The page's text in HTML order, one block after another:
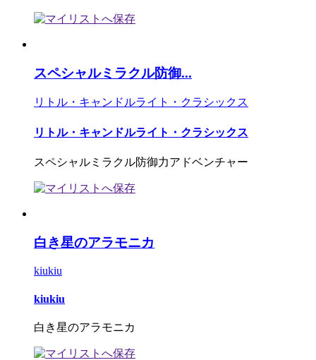
スペシャルミラクル防御...
リトル・キャンドルライト・クラシックス
リトル・キャンドルライト・クラシックス
スペシャルミラクル防御力アドベンチャー
白き星のアラモニカ
kiukiu
kiukiu
白き星のアラモニカ